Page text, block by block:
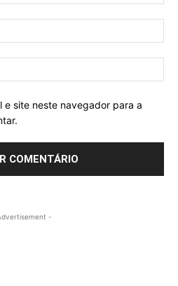
e site neste navegador para a
-